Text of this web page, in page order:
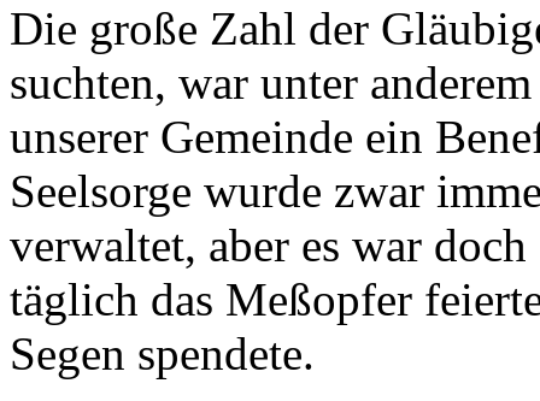
Die große Zahl der
suchten, war unter
unserer Gemeinde ein
Seelsorge wurde zwar
verwaltet, aber es war
täglich das Meßopfer
Segen spendete.